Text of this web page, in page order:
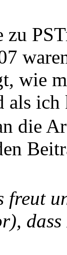
zu
wie
als
die
freut